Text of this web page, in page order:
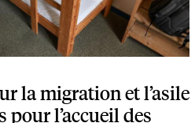
la migration et l’asile
l’accueil des